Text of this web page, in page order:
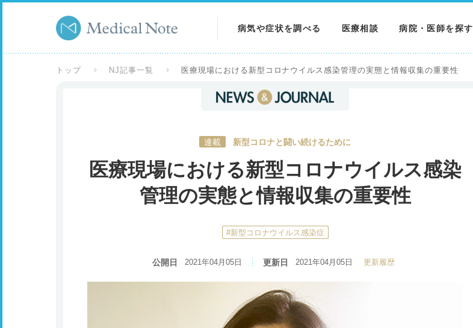
病気や症状を調べる
症状を調べる
医療相談 病院・医師を探す
トップ NJ記事一覧 医療現場における新型コロナウイルス感染管理の実態と情報収集の重要性
連載 新型コロナと闘い続けるために
医療現場における新型コロナウイルス感染
管理の実態と情報収集の重要性
#新型コロナウイルス感染症
公開日 2021年04月05日 更新日 2021年04月05日 更新履歴